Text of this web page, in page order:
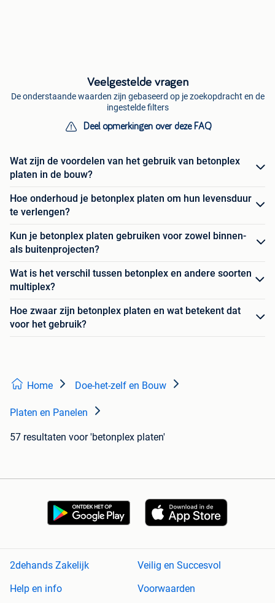
Veelgestelde vragen
De onderstaande waarden zijn gebaseerd op je zoekopdracht en de
ingestelde filters
Deel opmerkingen over deze FAQ
Wat zijn de voordelen van het gebruik van betonplex
platen in de bouw?
Hoe onderhoud je betonplex platen om hun levensduur
te verlengen?
Kun je betonplex platen gebruiken voor zowel binnen-
als buitenprojecten?
Wat is het verschil tussen betonplex en andere soorten
multiplex?
Hoe zwaar zijn betonplex platen en wat betekent dat
voor het gebruik?
Home Doe-het-zelf en Bouw
Platen en Panelen
57 resultaten voor 'betonplex platen'
2dehands Zakelijk
Veilig en Succesvol
Help en info
Voorwaarden